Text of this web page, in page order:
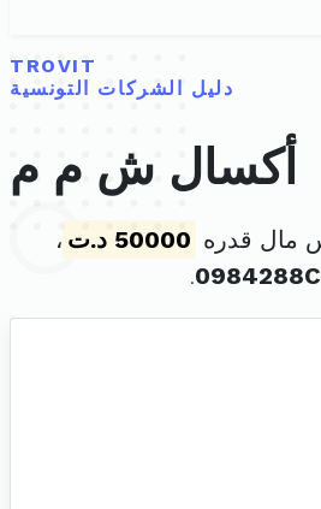
TROVIT
دليل الشركات التونسية
أكسال ش م م
50000 د.ت
،
0984288C
.